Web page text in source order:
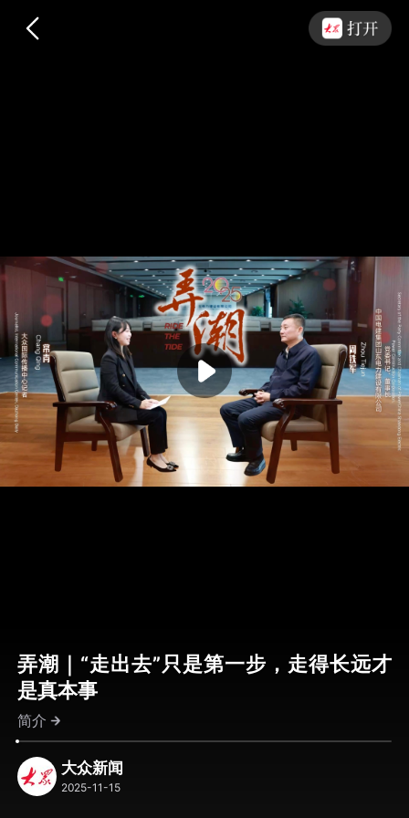
弄潮｜“走出去”只是第一步，走得长远才
是真本事
简介
大众新闻
2025-11-15